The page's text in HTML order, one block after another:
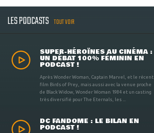
LES PODCASTS TOUT VOIR
SUPER-HÉROÏNES AU CINÉMA :
UN DÉBAT 100% FÉMININ EN
PODCAST !
Après Wonder Woman, Captain Marvel, et le récent
film Birds of Prey, mais aussi avec la venue proche
de Black Widow, Wonder Woman 1984 et un casting
très diversifié pour The Eternals, les ...
DC FANDOME : LE BILAN EN
PODCAST !